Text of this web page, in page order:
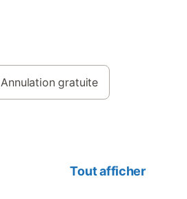
Annulation gratuite
Tout afficher